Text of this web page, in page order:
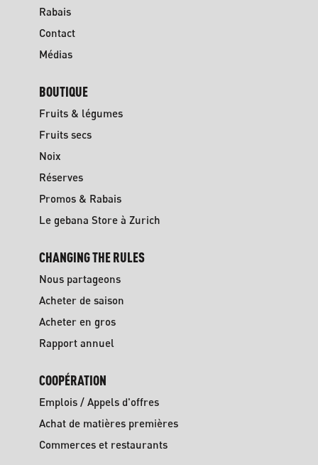
Rabais
Contact
Médias
BOUTIQUE
Fruits & légumes
Fruits secs
Noix
Réserves
Promos & Rabais
Le gebana Store à Zurich
CHANGING THE RULES
Nous partageons
Acheter de saison
Acheter en gros
Rapport annuel
COOPÉRATION
Emplois / Appels d'offres
Achat de matières premières
Commerces et restaurants